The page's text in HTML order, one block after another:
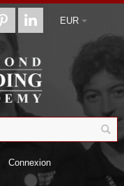
EUR
Connexion